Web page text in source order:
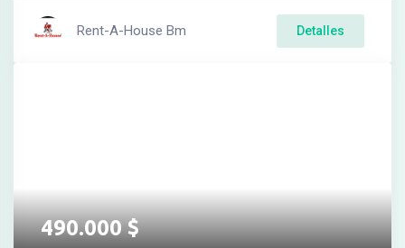
Rent-A-House Bm Detalles
490.000$